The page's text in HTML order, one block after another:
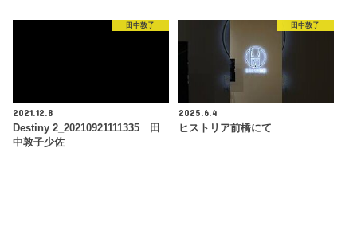
田中敦子
2021.12.8
Destiny 2_20210921111335 田
中敦子少佐
田中敦子
2025.6.4
ヒストリア前橋にて